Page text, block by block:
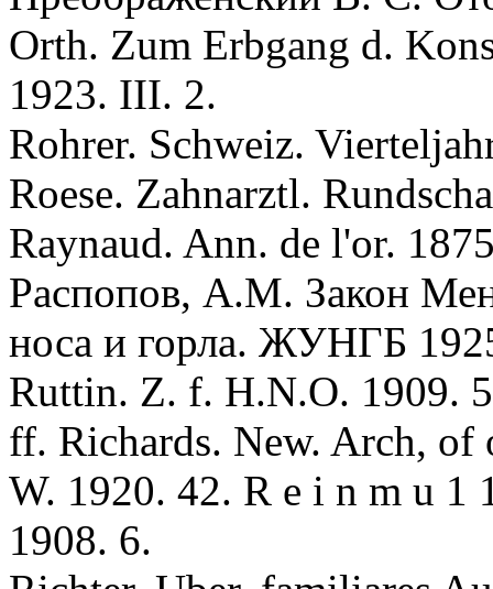
Orth. Zum Erbgang d.
1923. III. 2.
Rоhrer. Schweiz.
Rоese. Zahnarztl.
Raynaud. Ann. de l'or.
Pаспопов, А.М. Закон
носа и горла. ЖУНГБ
Ruttin. Z. f. H.N.O. 1909.
ff. Richards. New. Arch, of
W. 1920. 42. R e i n m u 1
1908. 6.